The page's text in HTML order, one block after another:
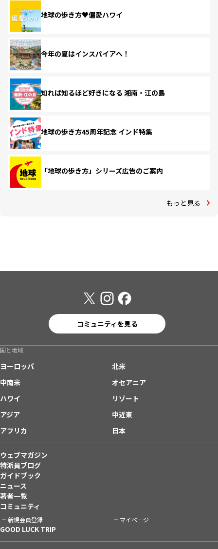
地球の歩き方♥偏愛ハワイ
今年の夏はインスパイアへ！
知れば知るほど好きになる 湘南・江の島
地球の歩き方45周年記念 インド特集
「地球の歩き方」シリーズ広告のご案内
もっと見る
コミュニティを見る
国と地域
ヨーロッパ
北米
中南米
オセアニア
ハワイ
リゾート
アジア
中近東
アフリカ
日本
ウェブマガジン
特派員ブログ
ガイドブック
ニュース
著者一覧
コミュニティ
新規会員登録 マイページ
GOOD LUCK TRIP